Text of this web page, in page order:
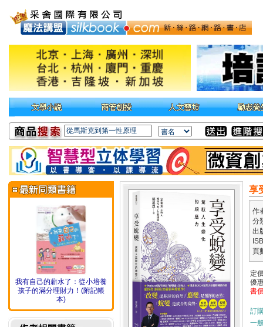
我有自己的薪水了：從小培養
孩子的滿分理財力！(附記帳
本)
享
作
分
出
頁
定
優
書
訂
一